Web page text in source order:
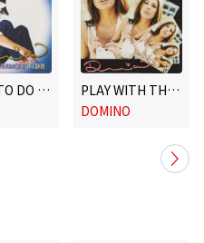
TO SAY TO DO TO KISS / TOMODACHI BIG FRIEND (Original ABEATC 12" master)
PLAY WITH THE NUMBERS / WOA WOA WOA (Original ABEATC 12" master)
DOMINO